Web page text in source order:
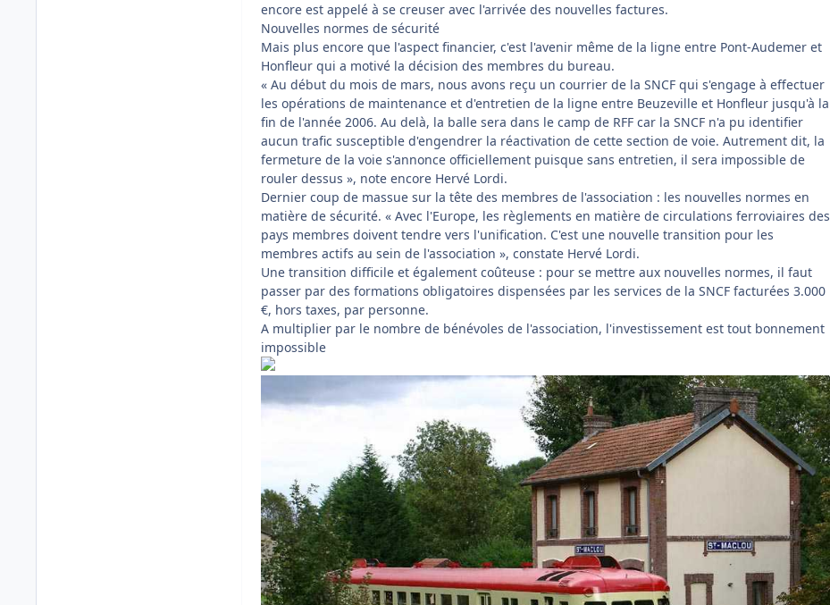
encore est appelé à se creuser avec l'arrivée des nouvelles factures.
Nouvelles normes de sécurité
Mais plus encore que l'aspect financier, c'est l'avenir même de la ligne entre Pont-Audemer et
Honfleur qui a motivé la décision des membres du bureau.
« Au début du mois de mars, nous avons reçu un courrier de la SNCF qui s'engage à effectuer
les opérations de maintenance et d'entretien de la ligne entre Beuzeville et Honfleur jusqu'à la
fin de l'année 2006. Au delà, la balle sera dans le camp de RFF car la SNCF n'a pu identifier
aucun trafic susceptible d'engendrer la réactivation de cette section de voie. Autrement dit, la
fermeture de la voie s'annonce officiellement puisque sans entretien, il sera impossible de
rouler dessus », note encore Hervé Lordi.
Dernier coup de massue sur la tête des membres de l'association : les nouvelles normes en
matière de sécurité. « Avec l'Europe, les règlements en matière de circulations ferroviaires des
pays membres doivent tendre vers l'unification. C'est une nouvelle transition pour les
membres actifs au sein de l'association », constate Hervé Lordi.
Une transition difficile et également coûteuse : pour se mettre aux nouvelles normes, il faut
passer par des formations obligatoires dispensées par les services de la SNCF facturées 3.000
€, hors taxes, par personne.
A multiplier par le nombre de bénévoles de l'association, l'investissement est tout bonnement
impossible